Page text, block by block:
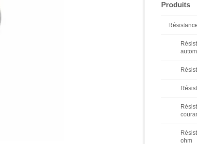
Produits
Résistance
ohm